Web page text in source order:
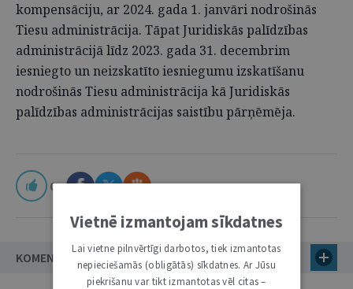
kompensāciju, ar 2024. gada 1. janvāri nodrošinās
Tiesu administrācija. Tāpat Juridiskās palīdzības
administrācijā līdz 2023. gada 31. decembrim
iesniegto un neizskatīto iesniegumu izskatīšanu
nodrošinās Tiesu administrācija kā Juridiskās
palīdzības administrācijas saistību pārņēmēja.
0
KOMENTĀRI
Vietnē izmantojam sīkdatnes
Lai vietne pilnvērtīgi darbotos, tiek izmantotas
nepieciešamās (obligātās) sīkdatnes. Ar Jūsu
piekrišanu var tikt izmantotas vēl citas –